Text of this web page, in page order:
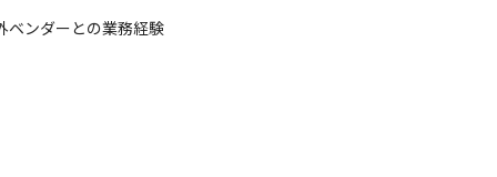
ベンダーとの業務経験